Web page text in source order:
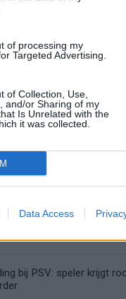
of processing my
Targeted Advertising.
of Collection, Use,
and/or Sharing of my
Is Unrelated with the
it was collected.
Data Access
weten van Oranje: PSV-
loting voor de Champions
van Armando
om Braziliaans
van 80 miljoen
verkoopt woning in
bij PSV: speler krijgt